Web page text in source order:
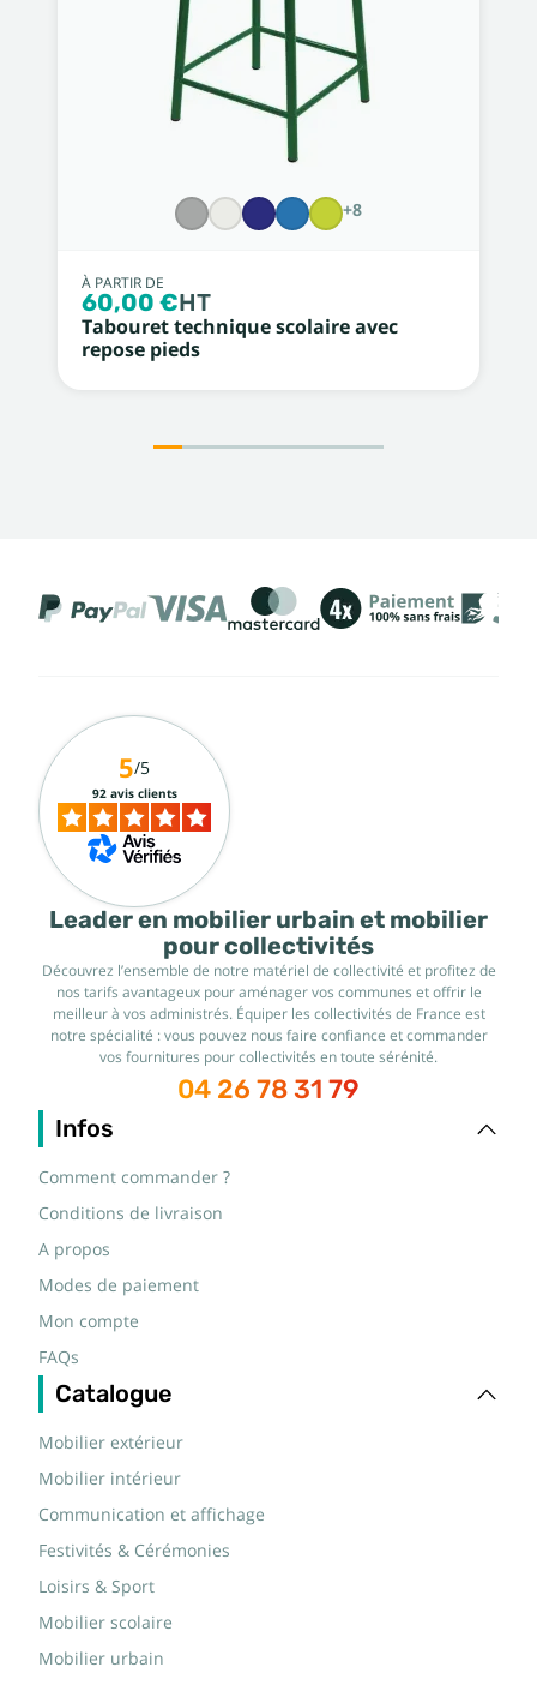
+8
À PARTIR DE
60,00 €HT
Tabouret technique scolaire avec
repose pieds
Leader en mobilier urbain et mobilier
pour collectivités
Découvrez l’ensemble de notre matériel de collectivité et profitez de
nos tarifs avantageux pour aménager vos communes et offrir le
meilleur à vos administrés. Équiper les collectivités de France est
notre spécialité : vous pouvez nous faire confiance et commander
vos fournitures pour collectivités en toute sérénité.
04 26 78 31 79
Infos
Comment commander ?
Conditions de livraison
A propos
Modes de paiement
Mon compte
FAQs
Catalogue
Mobilier extérieur
Mobilier intérieur
Communication et affichage
Festivités & Cérémonies
Loisirs & Sport
Mobilier scolaire
Mobilier urbain
5/5
92 avis clients